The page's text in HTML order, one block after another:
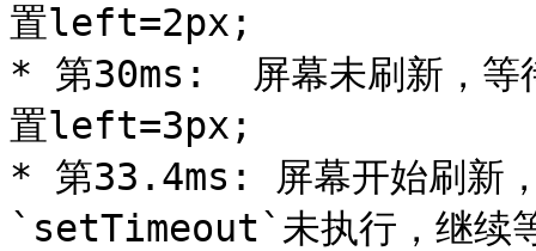
置left=2px;
* 第30ms:  屏幕未刷新，
置left=3px;
* 第33.4ms: 屏幕开始刷新
`setTimeout`未执行，继续